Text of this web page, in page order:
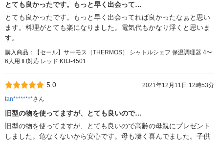
とても良かったです。もっと早く出会って…
とても良かったです。もっと早く出会ってれば良かったなぁと思い
ます。料理がとても楽になりました。電気代もかなり浮くと思いま
す。
購入商品：【セール】サーモス（THERMOS） シャトルシェフ 保温調理器 4〜
6人用 IH対応 レッド KBJ-4501
5.0
2021年12月11日 12時53分
tan********さん
旧型の物を使ってますが、とても良いので…
旧型の物を使ってますが、とても良いので高齢の母親にプレゼント
しました。危なくないから安心です。母も凄く喜んでました。子供